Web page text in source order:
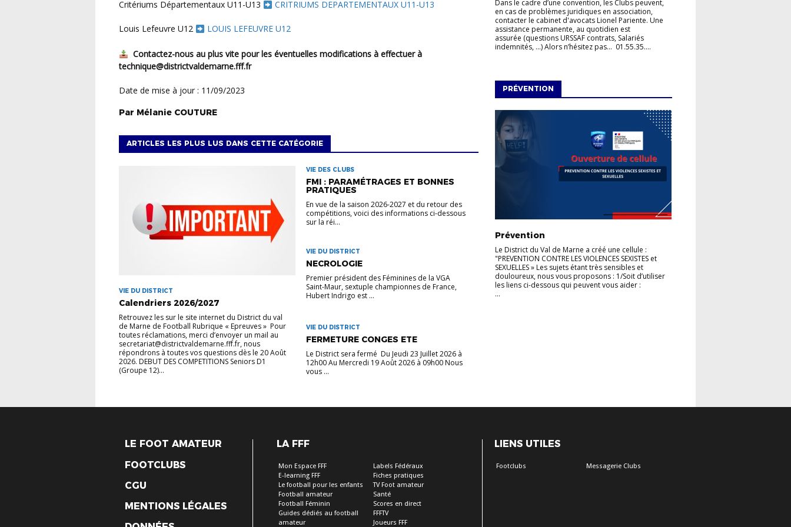
Critériums Départementaux U11-U13 CRITRIUMS DEPARTEMENTAUX U11-U13
Louis Lefeuvre U12 LOUIS LEFEUVRE U12
Contactez-nous au plus vite pour les éventuelles modifications à effectuer à
technique@districtvaldemarne.fff.fr
Date de mise à jour : 11/09/2023
Par Mélanie COUTURE
ARTICLES LES PLUS LUS DANS CETTE CATÉGORIE
VIE DU DISTRICT
Calendriers 2026/2027
Retrouvez les sur le site internet du District du val
de Marne de Football Rubrique « Epreuves » Pour
toutes réclamations, merci d’envoyer un mail au
secretariat@districtvaldemarne.fff.fr, nous
répondrons à toutes vos questions dès le 20 Août
2026. DEBUT DES COMPETITIONS Seniors D1
(Groupe 12)...
VIE DES CLUBS
FMI : PARAMÉTRAGES ET BONNES
PRATIQUES
En vue de la saison 2026-2027 et du retour des
compétitions, voici des informations ci-dessous
sur la réi...
VIE DU DISTRICT
NECROLOGIE
Premier président des Féminines de la VGA
Saint-Maur, sextuple championnes de France,
Hubert Indrigo est ...
VIE DU DISTRICT
FERMETURE CONGES ETE
Le District sera fermé Du Jeudi 23 Juillet 2026 à
12h00 Au Mercredi 19 Août 2026 à 09h00 Nous
vous ...
Dans le cadre d’une convention, les Clubs peuvent,
en cas de problèmes juridiques en association,
contacter le cabinet d'avocats Lionel Pariente. Une
assistance permanente, au quotidien est
assurée (questions URSSAF contrats, Salariés
indemnités, ...) Alors n’hésitez pas... 01.55.35....
PRÉVENTION
Prévention
Le District du Val de Marne a créé une cellule :
"PREVENTION CONTRE LES VIOLENCES SEXISTES et
SEXUELLES » Les sujets étant très sensibles et
douloureux, nous vous proposons : 1/Soit d’utiliser
les liens ci-dessous qui peuvent vous aider :
...
LE FOOT AMATEUR
FOOTCLUBS
CGU
MENTIONS LÉGALES
LA FFF
Mon Espace FFF
E-learning FFF
Le football pour les enfants
Football amateur
Football Féminin
Guides dédiés au football
amateur
Labels Fédéraux
Fiches pratiques
TV Foot amateur
Santé
Scores en direct
FFFTV
Joueurs FFF
LIENS UTILES
Footclubs Messagerie Clubs